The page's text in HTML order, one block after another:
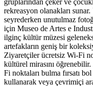
gruplarından çeker ve
rekreasyon olanakları
seyrederken unutulmaz
için Museo de Artes e
ilginç kültür müzesi
artefakların geniş bir
Ziyaretçiler ücretsiz Wi-Fi
kültürel mirasını
Fi noktaları bulma fırsatı
kullanarak veya çevrimiçi